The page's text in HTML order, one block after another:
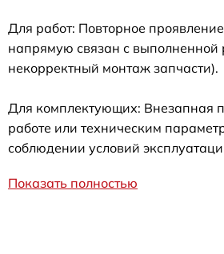
Для работ: Повторное
напрямую связан с выполненной
некорректный монтаж запчасти).
Для комплектующих: Внезапная
работе или техническим
соблюдении условий
Показать полностью